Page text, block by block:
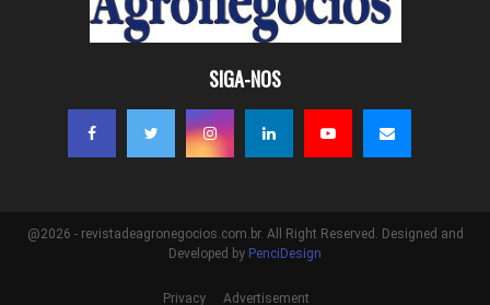
SIGA-NOS
@2026 - revistadeagronegocios.com.br. All Right Reserved. Designed and
Developed by PenciDesign
Privacy Advertisement